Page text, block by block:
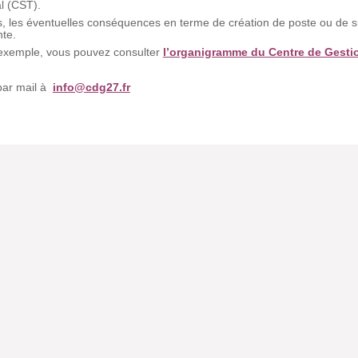
(CST).
les éventuelles conséquences en terme de création de poste ou de
vous pouvez consulter l’organigramme du Centre de
mail à info@cdg27.fr